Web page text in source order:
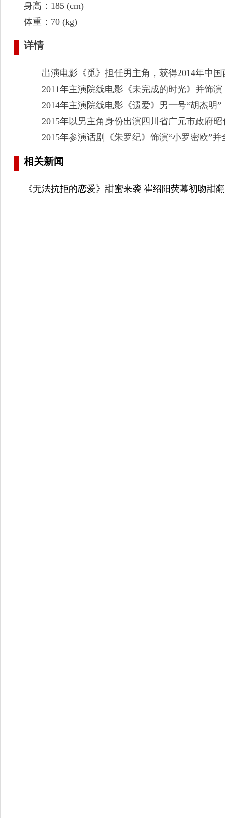
身高：185 (cm)
体重：70 (kg)
详情
出演电影《觅》担任男主角，获得2014年中国
2011年主演院线电影《未完成的时光》并饰演
2014年主演院线电影《遗爱》男一号“胡杰明”
2015年以男主角身份出演四川省广元市政府昭
2015年参演话剧《朱罗纪》饰演“小罗密欧”并
相关新闻
《无法抗拒的恋爱》甜蜜来袭 崔绍阳荧幕初吻甜